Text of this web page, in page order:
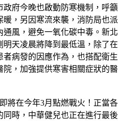
府今晚也啟動防寒機制，呼籲
，另因寒流來襲，消防局也派
風，避免一氧化碳中毒。新北
天凌晨將降到最低溫，除了在
病發的因應作為，也搭配衛生
院，加強提供寒害相關症狀的醫
將在今年3月點燃戰火！正當各
同時，中華健兒也正在進行最後